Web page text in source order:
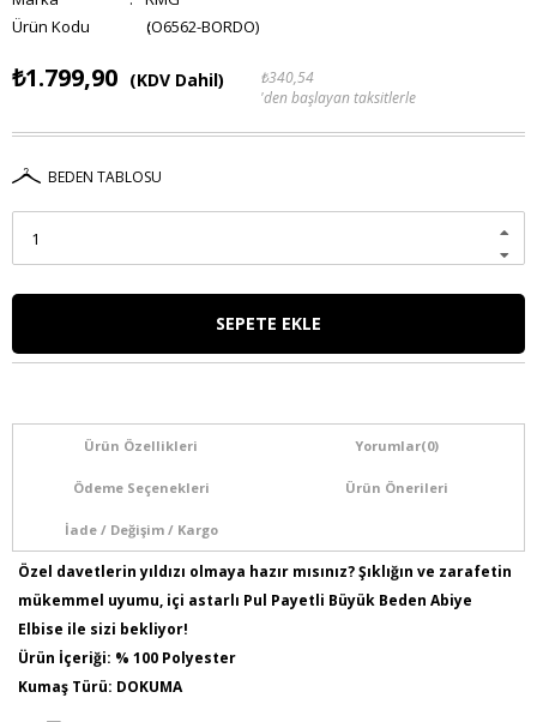
(O6562-BORDO)
₺1.799,90 (KDV Dahil)
₺340,54
'den başlayan taksitlerle
BEDEN TABLOSU
Ürün Özellikleri Yorumlar(0)
Ödeme Seçenekleri Ürün Önerileri
İade / Değişim / Kargo
Özel davetlerin yıldızı olmaya hazır mısınız? Şıklığın ve zarafetin
mükemmel uyumu, içi astarlı Pul Payetli Büyük Beden Abiye
Elbise ile sizi bekliyor!
Ürün İçeriği: % 100 Polyester
Kumaş Türü: DOKUMA